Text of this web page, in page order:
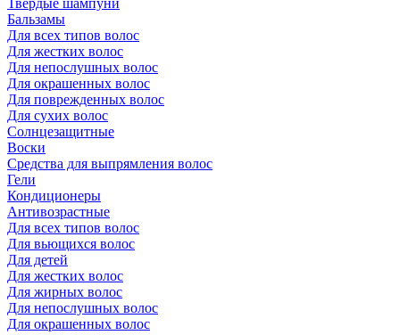
Твердые шампуни
Бальзамы
Для всех типов волос
Для жестких волос
Для непослушных волос
Для окрашенных волос
Для поврежденных волос
Для сухих волос
Солнцезащитные
Воски
Средства для выпрямления волос
Гели
Кондиционеры
Антивозрастные
Для всех типов волос
Для вьющихся волос
Для детей
Для жестких волос
Для жирных волос
Для непослушных волос
Для окрашенных волос